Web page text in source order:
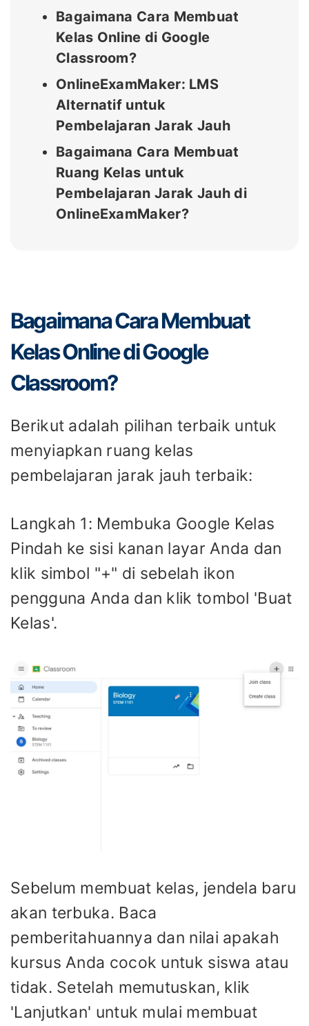
Bagaimana Cara Membuat
Kelas Online di Google
Classroom?
OnlineExamMaker: LMS
Alternatif untuk
Pembelajaran Jarak Jauh
Bagaimana Cara Membuat
Ruang Kelas untuk
Pembelajaran Jarak Jauh di
OnlineExamMaker?
Bagaimana Cara Membuat
Kelas Online di Google
Classroom?
Berikut adalah pilihan terbaik untuk
menyiapkan ruang kelas
pembelajaran jarak jauh terbaik:
Langkah 1: Membuka Google Kelas
Pindah ke sisi kanan layar Anda dan
klik simbol "+" di sebelah ikon
pengguna Anda dan klik tombol 'Buat
Kelas'.
Sebelum membuat kelas, jendela baru
akan terbuka. Baca
pemberitahuannya dan nilai apakah
kursus Anda cocok untuk siswa atau
tidak. Setelah memutuskan, klik
'Lanjutkan' untuk mulai membuat